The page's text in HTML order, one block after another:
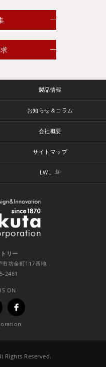
製品情報
お知らせ＆コラム
会社概要
サイトマップ
LWL
リー
坊金町117番地
2461
ON
Reserved.